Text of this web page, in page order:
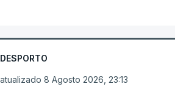
DESPORTO
atualizado 8 Agosto 2026, 23:13